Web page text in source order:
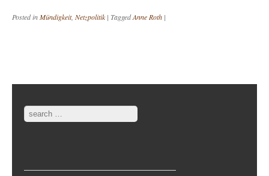
Posted inMündigkeit, Netzpolitik | TaggedAnne Roth |
Post navigation
Search